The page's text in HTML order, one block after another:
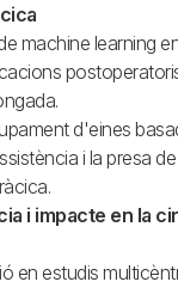
machine learning
d'eines
i la presa
i impacte en la
en estudis